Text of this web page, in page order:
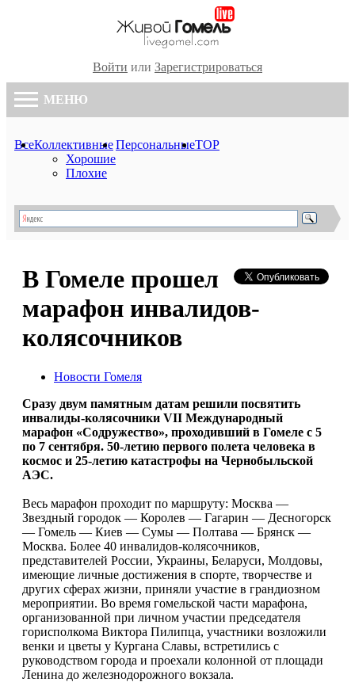
Войти или Зарегистрироваться
МЕНЮ
ВсеКоллективные
Хорошие
Плохие
ПерсональныеTOP
В Гомеле прошел
марафон инвалидов-
колясочников
Новости Гомеля
Сразу двум памятным датам решили посвятить
инвалиды-колясочники VII Международный
марафон «Содружество», проходивший в Гомеле с 5
по 7 сентября. 50-летию первого полета человека в
космос и 25-летию катастрофы на Чернобыльской
АЭС.
Весь марафон проходит по маршруту: Москва —
Звездный городок — Королев — Гагарин — Десногорск
— Гомель — Киев — Сумы — Полтава — Брянск —
Москва. Более 40 инвалидов-колясочников,
представителей России, Украины, Беларуси, Молдовы,
имеющие личные достижения в спорте, творчестве и
других сферах жизни, приняли участие в грандиозном
мероприятии. Во время гомельской части марафона,
организованной при личном участии председателя
горисполкома Виктора Пилипца, участники возложили
венки и цветы у Кургана Славы, встретились с
руководством города и проехали колонной от площади
Ленина до железнодорожного вокзала.